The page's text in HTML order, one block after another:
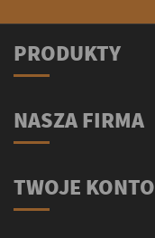
PRODUKTY
NASZA FIRMA
TWOJE KONTO